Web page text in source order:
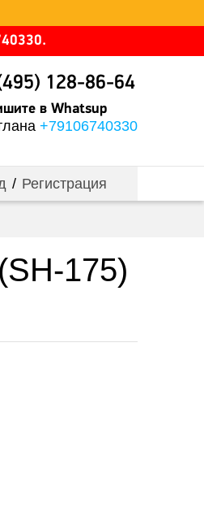
128-86-64
в Whatsup
+79106740330
/ Регистрация
175)